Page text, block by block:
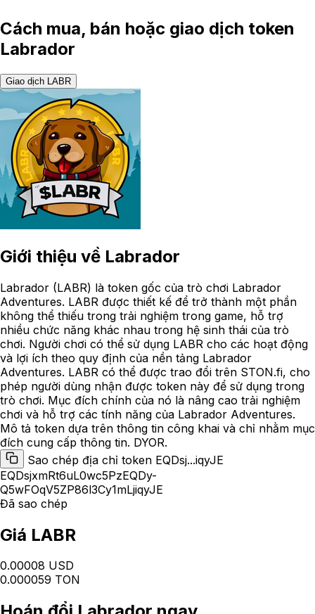
Cách mua, bán hoặc giao dịch token
Labrador
Giao dịch LABR
Giới thiệu về Labrador
Labrador (LABR) là token gốc của trò chơi Labrador
Adventures. LABR được thiết kế để trở thành một phần
không thể thiếu trong trải nghiệm trong game, hỗ trợ
nhiều chức năng khác nhau trong hệ sinh thái của trò
chơi. Người chơi có thể sử dụng LABR cho các hoạt động
và lợi ích theo quy định của nền tảng Labrador
Adventures. LABR có thể được trao đổi trên STON.fi, cho
phép người dùng nhận được token này để sử dụng trong
trò chơi. Mục đích chính của nó là nâng cao trải nghiệm
chơi và hỗ trợ các tính năng của Labrador Adventures.
Mô tả token dựa trên thông tin công khai và chỉ nhằm mục
đích cung cấp thông tin. DYOR.
Sao chép địa chỉ token EQDsj...iqyJE
EQDsjxmRt6uL0wc5PzEQDy-
Q5wFOqV5ZP86l3Cy1mLjiqyJE
Đã sao chép
Giá LABR
0.00008 USD
0.000059 TON